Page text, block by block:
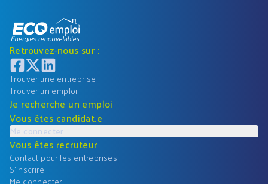
Retrouvez-nous sur :
Trouver une entreprise
Trouver un emploi
Je recherche un emploi
Vous êtes candidat.e
Me connecter
Vous êtes recruteur
Contact pour les entreprises
S'inscrire